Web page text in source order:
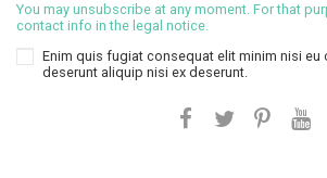
You may unsubscribe at any moment. For that
contact info in the legal notice.
Enim quis fugiat consequat elit minim nisi
deserunt aliquip nisi ex deserunt.